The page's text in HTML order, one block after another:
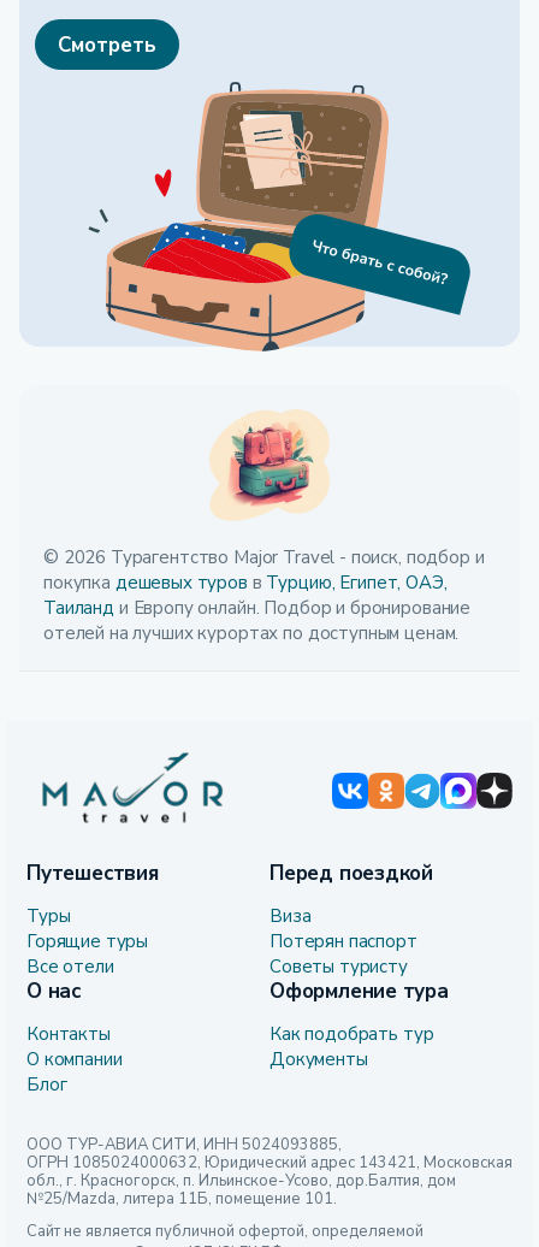
Смотреть
© 2026 Турагентство Major Travel - поиск, подбор и
покупка дешевых туров в Турцию, Египет, ОАЭ,
Таиланд и Европу онлайн. Подбор и бронирование
отелей на лучших курортах по доступным ценам.
Путешествия
Туры
Горящие туры
Все отели
Перед поездкой
Виза
Потерян паспорт
Советы туристу
Оформление тура
Как подобрать тур
Документы
О нас
Контакты
О компании
Блог
ООО ТУР-АВИА СИТИ, ИНН 5024093885,
ОГРН 1085024000632, Юридический адрес 143421, Московская
обл., г. Красногорск, п. Ильинское-Усово, дор.Балтия, дом
№25/Mazda, литера 11Б, помещение 101.
Сайт не является публичной офертой, определяемой